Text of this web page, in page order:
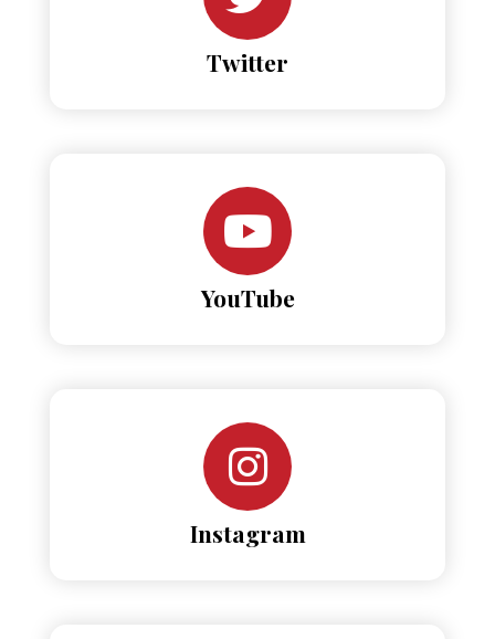
Twitter
YouTube
Instagram